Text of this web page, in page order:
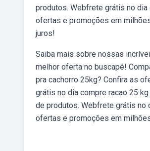
produtos. Webfrete grátis no
ofertas e promoções em
juros!
Saiba mais sobre nossas
melhor oferta no buscapé!
pra cachorro 25kg? Confira as
grátis no dia compre racao 25
de produtos. Webfrete grátis no
ofertas e promoções em